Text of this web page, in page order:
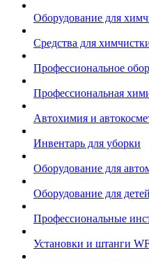
Оборудование для
Средства для
Профессиональное
Профессиональная
Автохимия и
Инвентарь для уборки
Оборудование для
Оборудование для
Профессиональные
Установки и штанги